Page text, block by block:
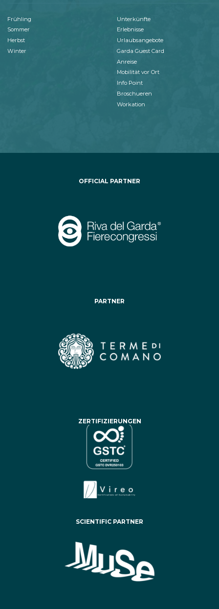
Frühling
Sommer
Herbst
Winter
Unterkünfte
Erlebnisse
Urlaubsangebote
Garda Guest Card
Anreise
Mobilität vor Ort
Info Point
Broschueren
Workation
OFFICIAL PARTNER
PARTNER
ZERTIFIZIERUNGEN
SCIENTIFIC PARTNER